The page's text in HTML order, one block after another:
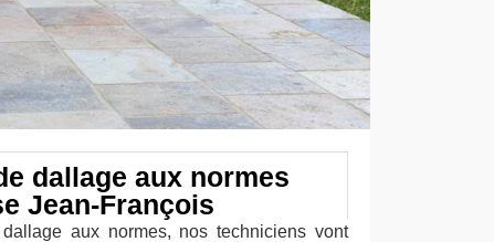
dallage aux normes
Jean-François
aux normes, nos techniciens vont